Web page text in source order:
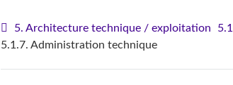
5. Architecture technique / exploitation
5.1.7. Administration technique